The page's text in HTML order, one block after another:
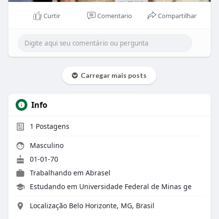
Curtir Comentario Compartilhar
Carregar mais posts
Info
1 Postagens
Masculino
01-01-70
Trabalhando em Abrasel
Estudando em Universidade Federal de Minas ge
Localização Belo Horizonte, MG, Brasil